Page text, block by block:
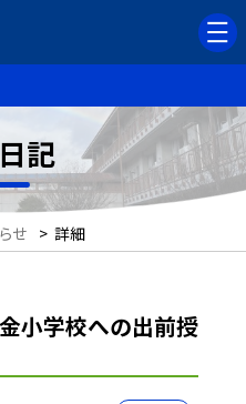
記
せ > 詳細
小学校への出前授